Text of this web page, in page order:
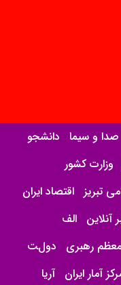
صدا و سیما دانشجو
وزارت کشور
تبریز اقتصاد ایران
آنلاین الف
رهبری
دولت
آمار ایران آریا